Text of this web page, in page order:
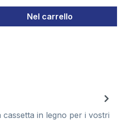
inserisci la
Nel carrello
in legno per i vostri